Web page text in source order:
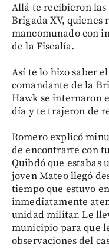
Allá te recibieron
Brigada XV,
mancomunado con
de la Fiscalía.
Así te lo hizo saber
comandante de la
Hawk se internaron
día y te trajeron de
Romero explicó
de encontrarte con
Quibdó que estabas
joven Mateo llegó
tiempo que estuvo
inmediatamente
unidad militar. Le
municipio para que
observaciones del